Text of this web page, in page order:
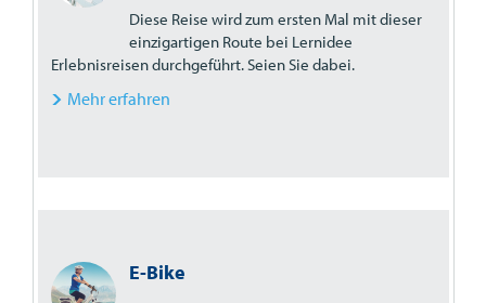
Diese Reise wird zum ersten Mal mit dieser
einzigartigen Route bei Lernidee
Erlebnisreisen durchgeführt. Seien Sie dabei.
Mehr erfahren
E-Bike